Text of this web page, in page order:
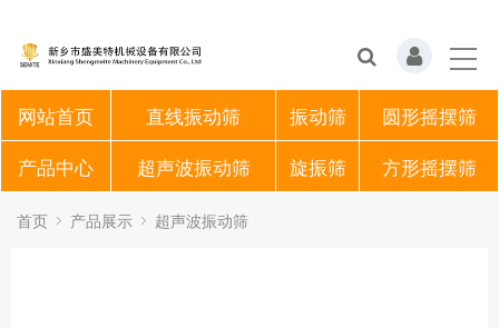
网站首页 直线振动筛 振动筛
圆形摇摆筛
产品中心
超声波振动筛 旋振筛 方形摇摆筛
首页 产品展示 超声波振动筛